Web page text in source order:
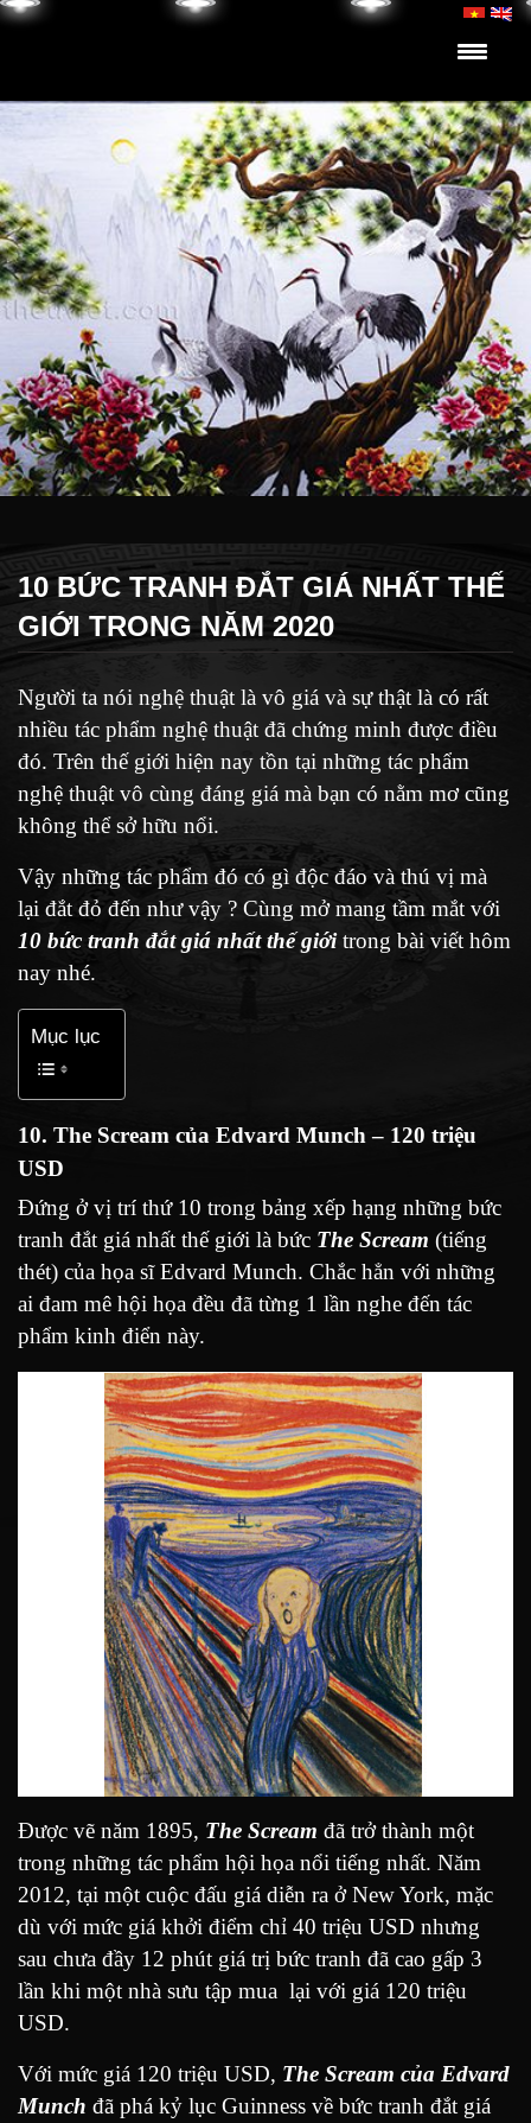
Skip to content
10 BỨC TRANH ĐẮT GIÁ NHẤT THẾ
GIỚI TRONG NĂM 2020
Người ta nói nghệ thuật là vô giá và sự thật là có rất
nhiều tác phẩm nghệ thuật đã chứng minh được điều
đó. Trên thế giới hiện nay tồn tại những tác phẩm
nghệ thuật vô cùng đáng giá mà bạn có nằm mơ cũng
không thể sở hữu nổi.
Vậy những tác phẩm đó có gì độc đáo và thú vị mà
lại đắt đỏ đến như vậy ? Cùng mở mang tầm mắt với
10 bức tranh đắt giá nhất thế giớitrong bài viết hôm
nay nhé.
Mục lục
10. The Scream của Edvard Munch – 120 triệu
USD
Đứng ở vị trí thứ 10 trong bảng xếp hạng những bức
tranh đắt giá nhất thế giới là bức The Scream (tiếng
thét) của họa sĩ Edvard Munch. Chắc hẳn với những
ai đam mê hội họa đều đã từng 1 lần nghe đến tác
phẩm kinh điển này.
Được vẽ năm 1895, The Scream đã trở thành một
trong những tác phẩm hội họa nổi tiếng nhất. Năm
2012, tại một cuộc đấu giá diễn ra ở New York, mặc
dù với mức giá khởi điểm chỉ 40 triệu USD nhưng
sau chưa đầy 12 phút giá trị bức tranh đã cao gấp 3
lần khi một nhà sưu tập mua lại với giá 120 triệu
USD.
Với mức giá 120 triệu USD, The Scream của Edvard
Munch đã phá kỷ lục Guinness về bức tranh đắt giá